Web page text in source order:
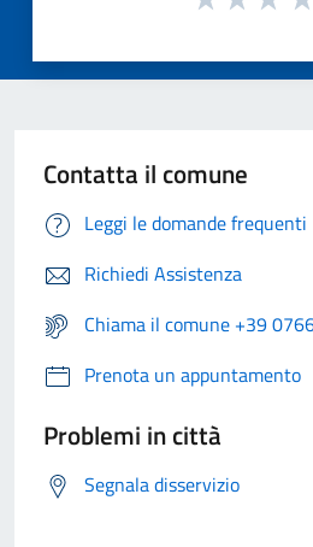
Contatta il comune
Leggi le domande frequenti
Richiedi Assistenza
Chiama il comune +39
Prenota un appuntamento
Problemi in città
Segnala disservizio